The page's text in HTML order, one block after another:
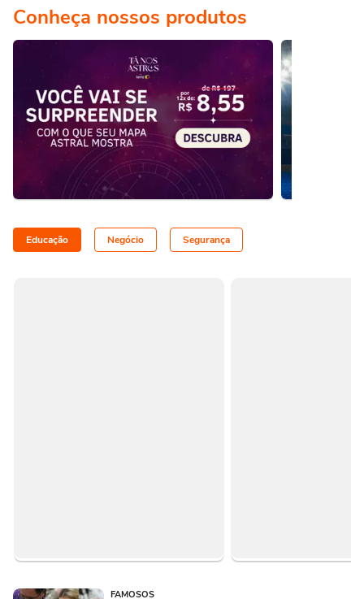
Conheça nossos produtos
Educação Negócio Segurança
FAMOSOS